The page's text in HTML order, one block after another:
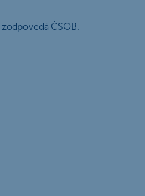
ČSOB.